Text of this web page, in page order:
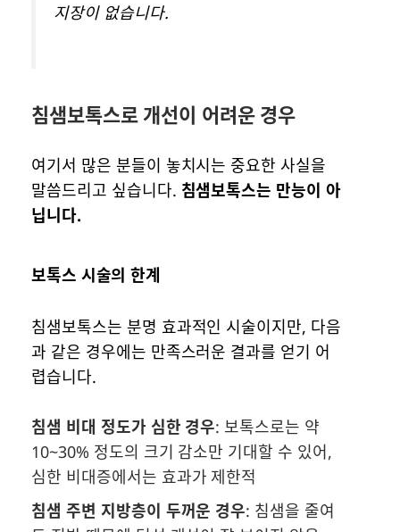
지장이 없습니다.
침샘보톡스로 개선이 어려운 경우
여기서 많은 분들이 놓치시는 중요한 사실을
말씀드리고 싶습니다. 침샘보톡스는 만능이 아
닙니다.
보톡스 시술의 한계
침샘보톡스는 분명 효과적인 시술이지만, 다음
과 같은 경우에는 만족스러운 결과를 얻기 어
렵습니다.
침샘 비대 정도가 심한 경우: 보톡스로는 약
10~30% 정도의 크기 감소만 기대할 수 있어,
심한 비대증에서는 효과가 제한적
침샘 주변 지방층이 두꺼운 경우: 침샘을 줄여